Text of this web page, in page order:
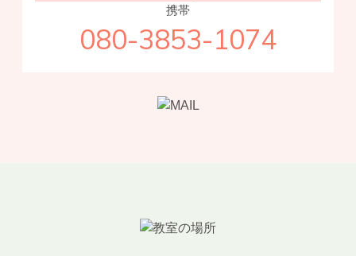
携帯
080-3853-1074